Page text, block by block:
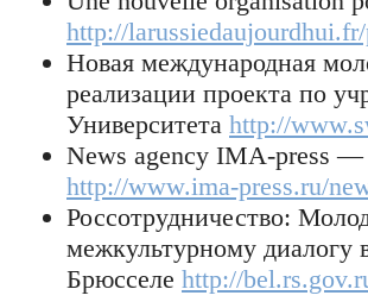
http://
Новая международная
реализации проекта по
Университета http://
News agency IMA-press
http://www.ima-press.ru/
Россотрудничество:
межкультурному
Брюсселе http://